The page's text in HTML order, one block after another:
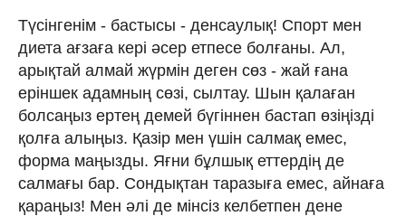
Түсінгенім - бастысы - денсаулық! Спорт мен
диета ағзаға кері әсер етпесе болғаны. Ал,
арықтай алмай жүрмін деген сөз - жай ғана
еріншек адамның сөзі, сылтау. Шын қалаған
болсаңыз ертең демей бүгіннен бастап өзіңізді
қолға алыңыз. Қазір мен үшін салмақ емес,
форма маңызды. Яғни бұлшық еттердің де
салмағы бар. Сондықтан таразыға емес, айнаға
қараңыз! Мен әлі де мінсіз келбетпен дене